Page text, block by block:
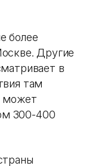
более
Другие
в
там
может
300-400